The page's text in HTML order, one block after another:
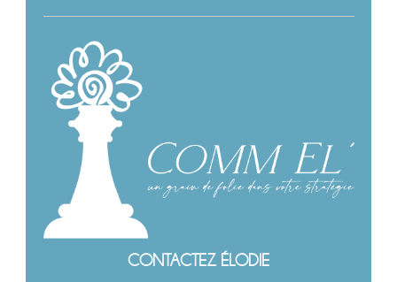
CONTACTEZ ÉLODIE